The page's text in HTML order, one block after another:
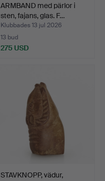
ARMBAND med pärlor i
sten, fajans, glas. F…
Klubbades 13 jul 2026
13 bud
275 USD
STAVKNOPP, vädur,